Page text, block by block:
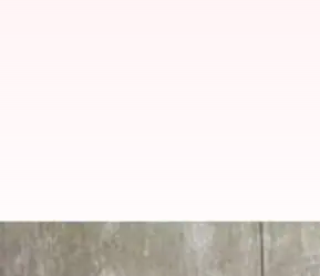
Microsoft layoffs: